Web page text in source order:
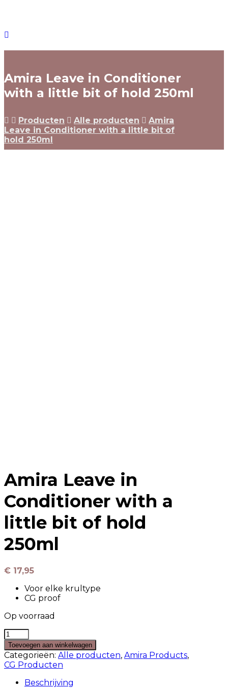
Amira Leave in Conditioner
with a little bit of hold 250ml
Producten Alle producten
Amira
Leave in Conditioner with a little bit of
hold 250ml
Amira Leave in
Conditioner with a
little bit of hold
250ml
€ 17,95
Voor elke krultype
CG proof
Op voorraad
Amira
Leave
in
Conditioner
Toevoegen aan winkelwagen
Categorieën: Alle producten, Amira Products,
CG Producten
Beschrijving